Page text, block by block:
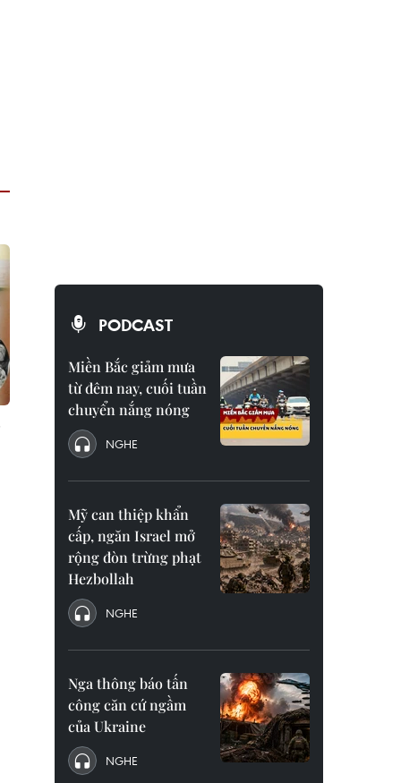
PODCAST
Miền Bắc giảm mưa
từ đêm nay, cuối tuần
chuyển nắng nóng
NGHE
Mỹ can thiệp khẩn
cấp, ngăn Israel mở
rộng đòn trừng phạt
Hezbollah
NGHE
Nga thông báo tấn
công căn cứ ngầm
của Ukraine
NGHE